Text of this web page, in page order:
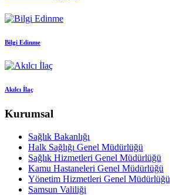
Bilgi Edinme
Akılcı İlaç
Kurumsal
Sağlık Bakanlığı
Halk Sağlığı Genel Müdürlüğü
Sağlık Hizmetleri Genel Müdürlüğü
Kamu Hastaneleri Genel Müdürlüğü
Yönetim Hizmetleri Genel Müdürlüğü
Samsun Valiliği